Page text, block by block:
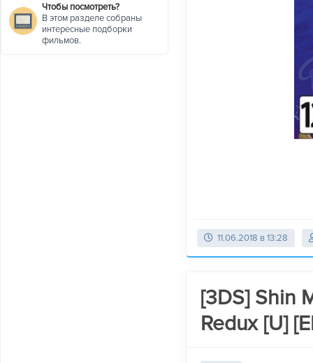
Чтобы посмотреть?
В этом разделе собраны
интересные подборки
фильмов.
11.06.2018 в 13:28
[3DS] Shin
Redux [U]